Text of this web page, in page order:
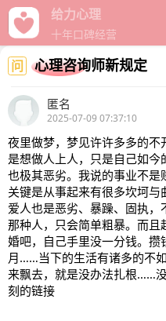
给力心理
十年口碑经营
问 心理咨询师新规定
匿名
2025-07-09 07:37:10
夜里做梦，梦见许许多多的
是想做人上人，只是自己如
也极其恶劣。我说的事业不是
关键是从事起来有很多坎坷
爱人也是恶劣、暴躁、固执
那种人，只会简单粗暴。而
婚吧，自己手里没一分钱。
月……当下的生活有诸多的不
来飘去，就是没办法扎根……
刻的链接